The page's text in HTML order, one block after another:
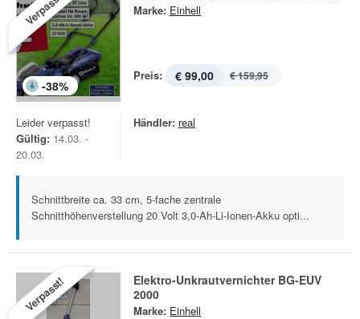
-38%
Marke: Einhell
Preis: € 99,00 € 159,95
Leider verpasst!
Gültig: 14.03. -
20.03.
Händler: real
Schnittbreite ca. 33 cm, 5-fache zentrale
Schnitthöhenverstellung 20 Volt 3,0-Ah-Li-Ionen-Akku opti...
Verpasst!
Elektro-Unkrautvernichter BG-EUV
2000
Marke: Einhell